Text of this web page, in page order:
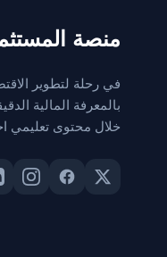
منصة
في رحلة لتطوير
بالمعرفة المالية
خلال محتوى تعليمي